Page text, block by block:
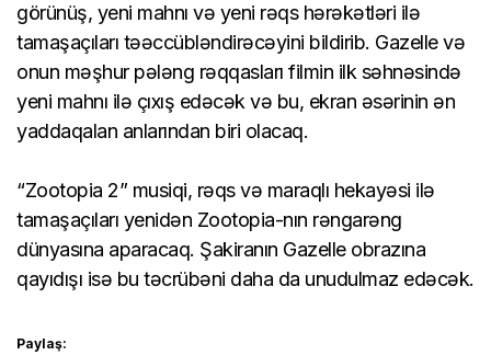
görünüş, yeni mahnı və yeni rəqs hərəkətləri ilə
tamaşaçıları təəccübləndirəcəyini bildirib. Gazelle və
onun məşhur pələng rəqqasları filmin ilk səhnəsində
yeni mahnı ilə çıxış edəcək və bu, ekran əsərinin ən
yaddaqalan anlarından biri olacaq.
“Zootopia 2” musiqi, rəqs və maraqlı hekayəsi ilə
tamaşaçıları yenidən Zootopia-nın rəngarəng
dünyasına aparacaq. Şakiranın Gazelle obrazına
qayıdışı isə bu təcrübəni daha da unudulmaz edəcək.
Paylaş: